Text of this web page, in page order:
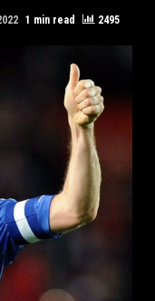
1 min read 2495